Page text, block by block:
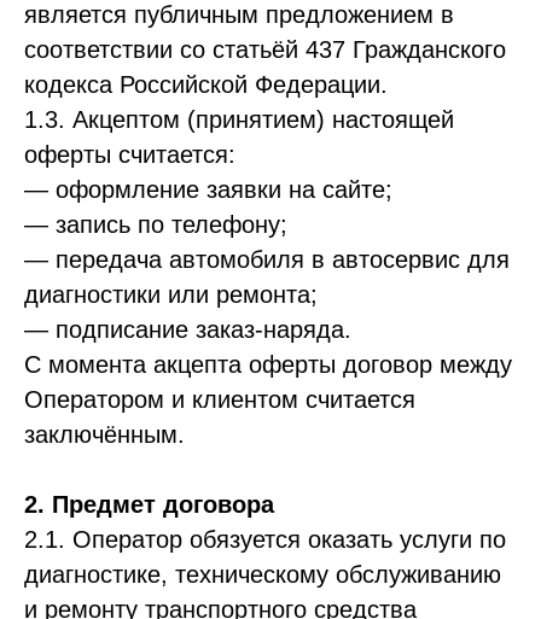
является публичным предложением в
соответствии со статьёй 437 Гражданского
кодекса Российской Федерации.
1.3. Акцептом (принятием) настоящей
оферты считается:
— оформление заявки на сайте;
— запись по телефону;
— передача автомобиля в автосервис для
диагностики или ремонта;
— подписание заказ-наряда.
С момента акцепта оферты договор между
Оператором и клиентом считается
заключённым.
2. Предмет договора
2.1. Оператор обязуется оказать услуги по
диагностике, техническому обслуживанию
и ремонту транспортного средства